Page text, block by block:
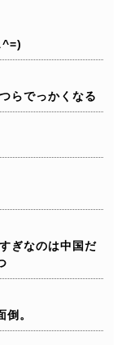
^=)
らでっかくなる
ぎなのは中国だ
。